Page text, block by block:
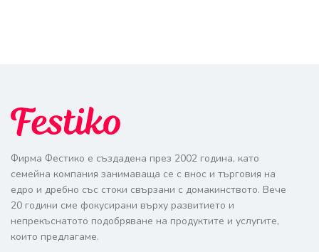
Фирма Фестико е създадена през 2002 година, като
семейна компания занимаваща се с внос и търговия на
едро и дребно със стоки свързани с домакинството. Вече
20 години сме фокусирани върху развитието и
непрекъснатото подобряване на продуктите и услугите,
които предлагаме.